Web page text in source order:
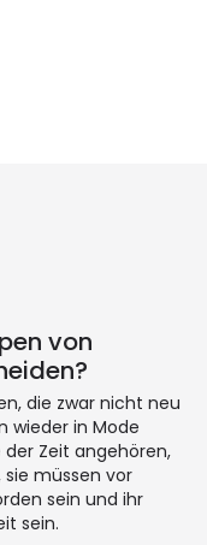
von
die zwar nicht neu
wieder in Mode
Zeit angehören,
müssen vor
sein und ihr
sein.